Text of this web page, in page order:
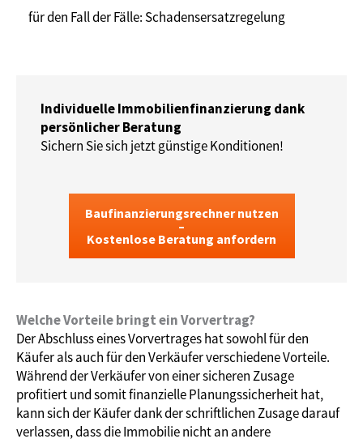
für den Fall der Fälle: Schadensersatzregelung
Individuelle Immobilienfinanzierung dank
persönlicher Beratung
Sichern Sie sich jetzt günstige Konditionen!
Baufinanzierungsrechner nutzen
–
Kostenlose Beratung anfordern
Welche Vorteile bringt ein Vorvertrag?
Der Abschluss eines Vorvertrages hat sowohl für den
Käufer als auch für den Verkäufer verschiedene Vorteile.
Während der Verkäufer von einer sicheren Zusage
profitiert und somit finanzielle Planungssicherheit hat,
kann sich der Käufer dank der schriftlichen Zusage darauf
verlassen, dass die Immobilie nicht an andere